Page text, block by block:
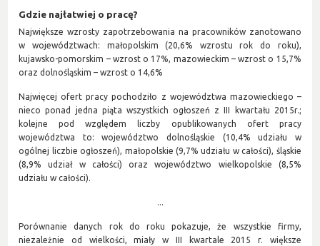
Gdzie najłatwiej o pracę?
Największe wzrosty zapotrzebowania na pracowników zanotowano
w województwach: małopolskim (20,6% wzrostu rok do roku),
kujawsko-pomorskim – wzrost o 17%, mazowieckim – wzrost o 15,7%
oraz dolnośląskim – wzrost o 14,6%
Najwięcej ofert pracy pochodziło z województwa mazowieckiego –
nieco ponad jedna piąta wszystkich ogłoszeń z III kwartału 2015r.;
kolejne pod względem liczby opublikowanych ofert pracy
województwa to: województwo dolnośląskie (10,4% udziału w
ogólnej liczbie ogłoszeń), małopolskie (9,7% udziału w całości), śląskie
(8,9% udział w całości) oraz województwo wielkopolskie (8,5%
udziału w całości).
...
Porównanie danych rok do roku pokazuje, że wszystkie firmy,
niezależnie od wielkości, miały w III kwartale 2015 r. większe